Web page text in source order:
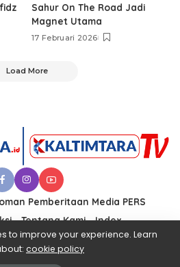
Sahur On The Road Jadi
Magnet Utama
17 Februari 2026
Load More
Pemberitaan Media PERS
Tentang Kami Index
to improve your experience. Learn
cookie policy